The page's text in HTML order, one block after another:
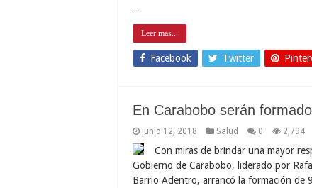
Leer mas...
Facebook Twitter
En Carabobo serán
junio 12, 2018 Salud 0 2,794
Con miras de brindar una mayor
Gobierno de Carabobo, liderado por
Barrio Adentro, arrancó la formación de